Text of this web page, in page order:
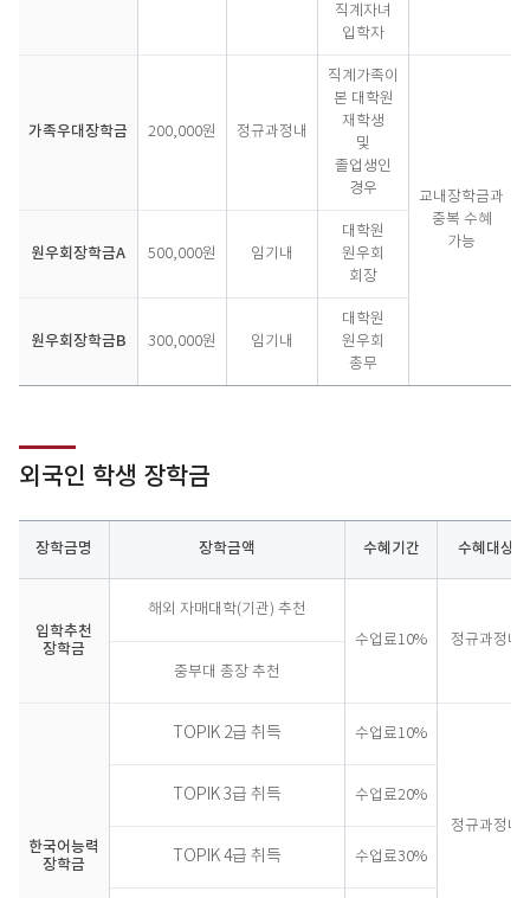
직계자녀
입학자
가족우대장학금 200,000원 정규과정내
직계가족이
본 대학원
재학생
및
졸업생인
경우
교내장학금과
중복 수혜
가능
원우회장학금A 500,000원 임기내
대학원
원우회
회장
원우회장학금B 300,000원 임기내
대학원
원우회
총무
외국인 학생 장학금
장학금명 장학금액 수혜기간 수혜대상
입학추천
장학금
해외 자매대학(기관) 추천
수업료10%
정규과정내
중부대 총장 추천
한국어능력
장학금
TOPIK 2급 취득 수업료10%
정규과정내
TOPIK 3급 취득 수업료20%
TOPIK 4급 취득 수업료30%